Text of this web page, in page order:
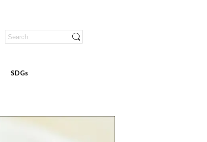
SDGs